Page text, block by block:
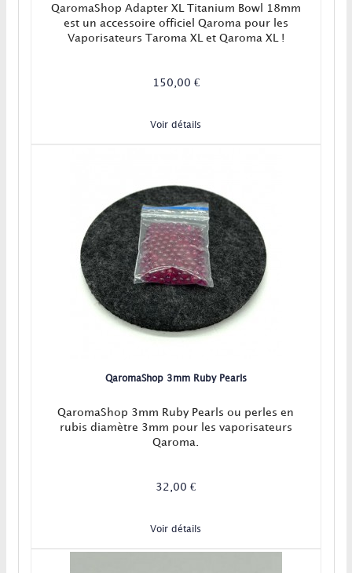
QaromaShop Adapter XL Titanium Bowl 18mm
est un accessoire officiel Qaroma pour les
Vaporisateurs Taroma XL et Qaroma XL !
150,00 €
Voir détails
QaromaShop 3mm Ruby Pearls
QaromaShop 3mm Ruby Pearls ou perles en
rubis diamètre 3mm pour les vaporisateurs
Qaroma.
32,00 €
Voir détails